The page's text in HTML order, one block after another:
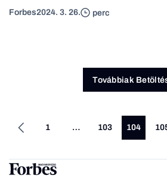
Forbes2024. 3. 26. perc
Továbbiak
1 … 103 104